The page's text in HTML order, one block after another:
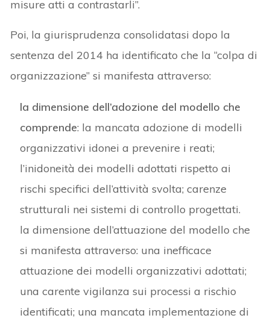
misure atti a contrastarli”.
Poi, la giurisprudenza consolidatasi dopo la
sentenza del 2014 ha identificato che la “colpa di
organizzazione” si manifesta attraverso:
la dimensione dell’adozione del modello che
comprende: la mancata adozione di modelli
organizzativi idonei a prevenire i reati;
l’inidoneità dei modelli adottati rispetto ai
rischi specifici dell’attività svolta; carenze
strutturali nei sistemi di controllo progettati.
la dimensione dell’attuazione del modello che
si manifesta attraverso: una inefficace
attuazione dei modelli organizzativi adottati;
una carente vigilanza sui processi a rischio
identificati; una mancata implementazione di